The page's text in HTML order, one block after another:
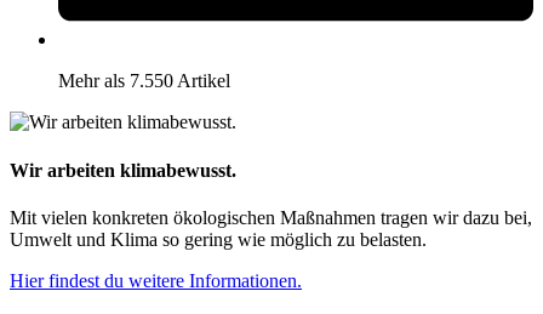
Mehr als 7.550 Artikel
Wir arbeiten klimabewusst.
Mit vielen konkreten ökologischen Maßnahmen tragen wir dazu bei,
Umwelt und Klima so gering wie möglich zu belasten.
Hier findest du weitere Informationen.